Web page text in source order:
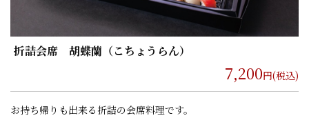
折詰会席 胡蝶蘭（こちょうらん）
7,200円(税込)
お持ち帰りも出来る折詰の会席料理です。